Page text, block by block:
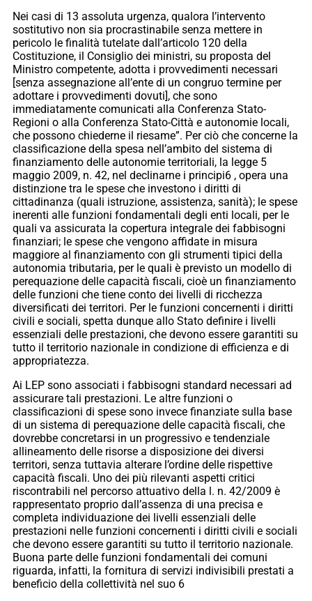
Nei casi di 13 assoluta urgenza, qualora l’intervento
sostitutivo non sia procrastinabile senza mettere in
pericolo le finalità tutelate dall’articolo 120 della
Costituzione, il Consiglio dei ministri, su proposta del
Ministro competente, adotta i provvedimenti necessari
[senza assegnazione all’ente di un congruo termine per
adottare i provvedimenti dovuti], che sono
immediatamente comunicati alla Conferenza Stato-
Regioni o alla Conferenza Stato-Città e autonomie locali,
che possono chiederne il riesame”. Per ciò che concerne la
classificazione della spesa nell’ambito del sistema di
finanziamento delle autonomie territoriali, la legge 5
maggio 2009, n. 42, nel declinarne i principi6 , opera una
distinzione tra le spese che investono i diritti di
cittadinanza (quali istruzione, assistenza, sanità); le spese
inerenti alle funzioni fondamentali degli enti locali, per le
quali va assicurata la copertura integrale dei fabbisogni
finanziari; le spese che vengono affidate in misura
maggiore al finanziamento con gli strumenti tipici della
autonomia tributaria, per le quali è previsto un modello di
perequazione delle capacità fiscali, cioè un finanziamento
delle funzioni che tiene conto dei livelli di ricchezza
diversificati dei territori. Per le funzioni concernenti i diritti
civili e sociali, spetta dunque allo Stato definire i livelli
essenziali delle prestazioni, che devono essere garantiti su
tutto il territorio nazionale in condizione di efficienza e di
appropriatezza.
Ai LEP sono associati i fabbisogni standard necessari ad
assicurare tali prestazioni. Le altre funzioni o
classificazioni di spese sono invece finanziate sulla base
di un sistema di perequazione delle capacità fiscali, che
dovrebbe concretarsi in un progressivo e tendenziale
allineamento delle risorse a disposizione dei diversi
territori, senza tuttavia alterare l’ordine delle rispettive
capacità fiscali. Uno dei più rilevanti aspetti critici
riscontrabili nel percorso attuativo della l. n. 42/2009 è
rappresentato proprio dall’assenza di una precisa e
completa individuazione dei livelli essenziali delle
prestazioni nelle funzioni concernenti i diritti civili e sociali
che devono essere garantiti su tutto il territorio nazionale.
Buona parte delle funzioni fondamentali dei comuni
riguarda, infatti, la fornitura di servizi indivisibili prestati a
beneficio della collettività nel suo 6